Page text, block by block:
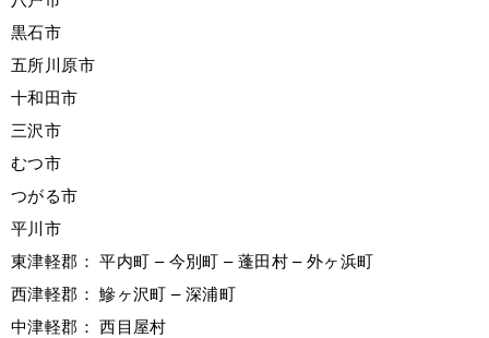
黒石市
五所川原市
十和田市
三沢市
むつ市
つがる市
平川市
東津軽郡： 平内町 – 今別町 – 蓬田村 – 外ヶ浜町
西津軽郡： 鰺ヶ沢町 – 深浦町
中津軽郡： 西目屋村